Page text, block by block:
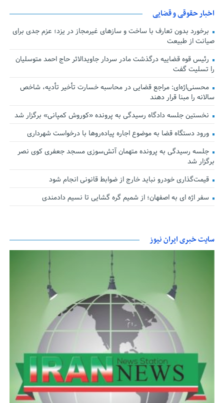
اخبار حقوقی و قضایی
برخورد بدون تعارف با ساخت‌ و سازهای غیرمجاز در یزد؛ عزم جدی برای
صیانت از طبیعت
رئیس قوه قضاییه درگذشت مادر سردار جاویدالاثر حاج احمد متوسلیان
را تسلیت گفت
محسنی‌اژه‌ای: مراجع قضایی در محاسبه خسارت تأخیر تأدیه، شاخص
سالانه را مبنا قرار دهند
نخستین جلسه دادگاه رسیدگی به پرونده «کوروش کمپانی» برگزار شد
ورود دستگاه قضا به موضوع اجاره پیاده‌روها با درخواست شهرداری
جلسه رسیدگی به پرونده متهمان آتش‌سوزی مسجد جعفری کوی نصر
برگزار شد
قیمت‌گذاری خودرو نباید خارج از ضوابط قانونی انجام شود
سفر اژه ای به اصفهان؛ از شمیم گره گشایی تا نسیم دادمندی
سایت خبری ایران نیوز